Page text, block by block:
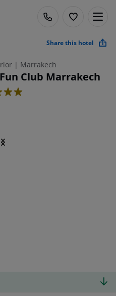
Share this hotel
| Marrakech
Club Marrakech